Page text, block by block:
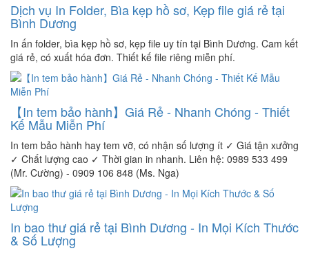
Dịch vụ In Folder, Bìa kẹp hồ sơ, Kẹp file giá rẻ tại
Bình Dương
In ấn folder, bìa kẹp hồ sơ, kẹp file uy tín tại Bình Dương. Cam kết
giá rẻ, có xuất hóa đơn. Thiết kế file riêng miễn phí.
【In tem bảo hành】Giá Rẻ - Nhanh Chóng - Thiết
Kế Mẫu Miễn Phí
In tem bảo hành hay tem vỡ, có nhận số lượng ít ✓ Giá tận xưởng
✓ Chất lượng cao ✓ Thời gian in nhanh. Liên hệ: 0989 533 499
(Mr. Cường) - 0909 106 848 (Ms. Nga)
In bao thư giá rẻ tại Bình Dương - In Mọi Kích Thước
& Số Lượng